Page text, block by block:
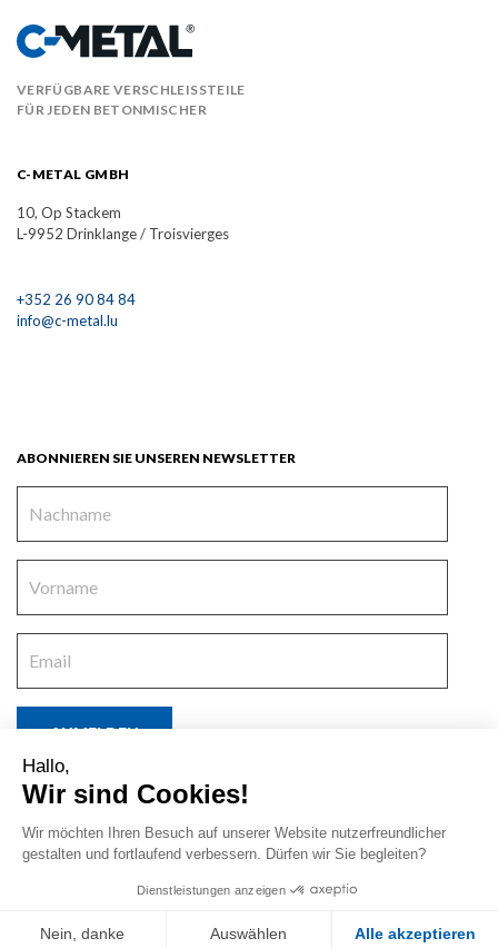
Hallo,
Wir sind Cookies!
Wir möchten Ihren Besuch auf unserer Website nutzerfreundlicher
gestalten und fortlaufend verbessern. Dürfen wir Sie begleiten?
Dienstleistungen anzeigen
Nein, danke Auswählen Alle akzeptieren
Nederlands English
Español
VERFÜGBARE VERSCHLEISSTEILE
FÜR JEDEN BETONMISCHER
C-METAL GMBH
10, Op Stackem
L-9952 Drinklange / Troisvierges
+352 26 90 84 84
info@c-metal.lu
ABONNIEREN SIE UNSEREN NEWSLETTER
Ich akzeptiere die
Datenschutzerklärung.
© 2026 C-METAL AG/SA